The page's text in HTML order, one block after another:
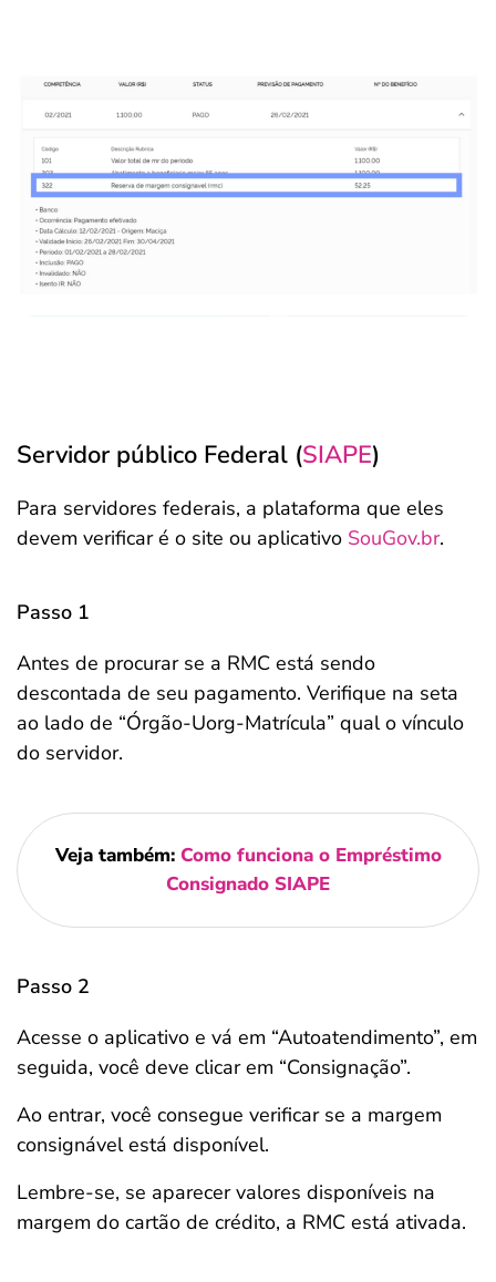
Servidor público Federal (SIAPE)
Para servidores federais, a plataforma que eles
devem verificar é o site ou aplicativo SouGov.br.
Passo 1
Antes de procurar se a RMC está sendo
descontada de seu pagamento. Verifique na seta
ao lado de “Órgão-Uorg-Matrícula” qual o vínculo
do servidor.
Veja também: Como funciona o Empréstimo
Consignado SIAPE
Passo 2
Acesse o aplicativo e vá em “Autoatendimento”, em
seguida, você deve clicar em “Consignação”.
Ao entrar, você consegue verificar se a margem
consignável está disponível.
Lembre-se, se aparecer valores disponíveis na
margem do cartão de crédito, a RMC está ativada.